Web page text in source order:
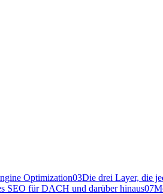
Optimization03Die drei Layer, die
SEO für DACH und darüber hinaus07